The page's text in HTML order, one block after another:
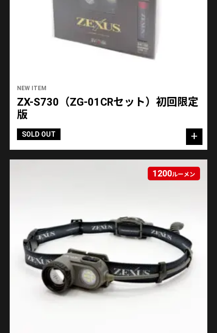
NEW ITEM
ZX-S730（ZG-01CRセット）初回限定
版
SOLD OUT
1200ルーメン